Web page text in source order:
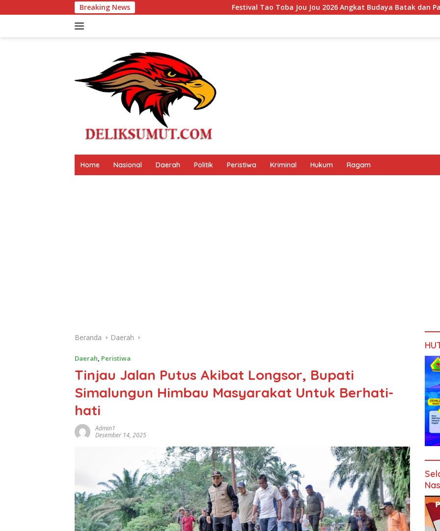
ke
Breaking News Festival Tao Toba Jou Jou 2026 Angkat Budaya Batak dan Pariwisata Samosir, UMKM
Home Nasional Daerah Politik Peristiwa Kriminal Hukum Ragam
Beranda Daerah
Daerah, Peristiwa
Tinjau Jalan Putus Akibat Longsor, Bupati
Simalungun Himbau Masyarakat Untuk Berhati-
hati
Admin1
Desember 14, 2025